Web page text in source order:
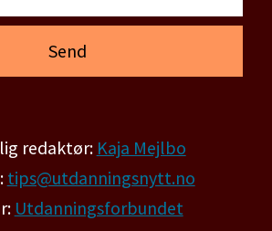
redaktør: Kaja Mejlbo
tips@utdanningsnytt.no
Utdanningsforbundet